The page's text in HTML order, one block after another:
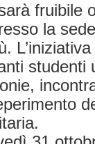
fruibile
la
studenti